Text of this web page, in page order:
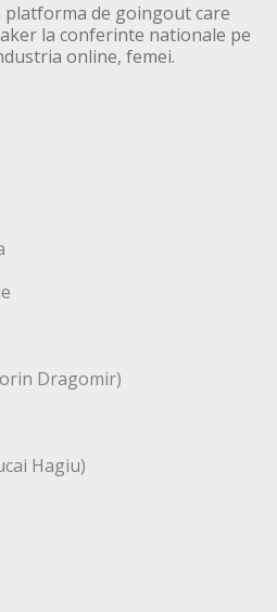
de goingout care
la conferinte nationale pe
online, femei.
Dragomir)
Hagiu)